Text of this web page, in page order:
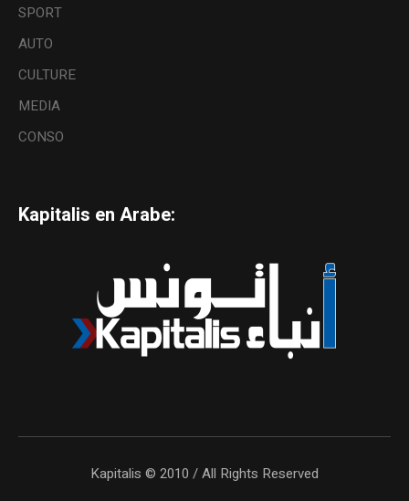
SPORT
AUTO
CULTURE
MEDIA
CONSO
Kapitalis en Arabe:
Kapitalis © 2010 / All Rights Reserved